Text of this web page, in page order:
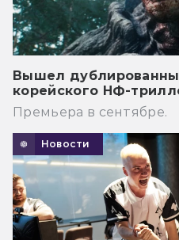
Вышел
корейского НФ-
Премьера в сентябре.
Новости